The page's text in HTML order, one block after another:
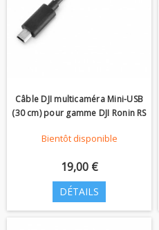
Câble DJI multicaméra Mini-USB
(30 cm) pour gamme DJI Ronin RS
Bientôt disponible
19,00 €
DÉTAILS